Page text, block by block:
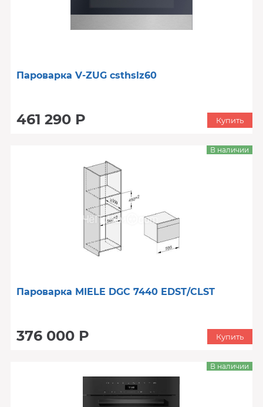
Пароварка V-ZUG csthslz60
461 290 Р Купить
Пароварка MIELE DGC 7440 EDST/CLST
376 000 Р
В наличии
Купить
В наличии